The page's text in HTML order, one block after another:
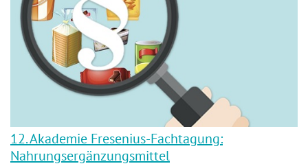
12. Akademie Fresenius-Fachtagung:
Nahrungsergänzungsmittel